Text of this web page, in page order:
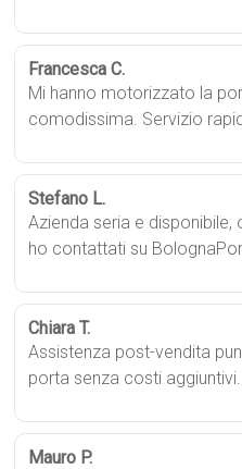
Francesca C.
Mi hanno motorizzato la
comodissima. Servizio
Stefano L.
Azienda seria e
ho contattati su
Chiara T.
Assistenza post-vendita
porta senza costi
Mauro P.